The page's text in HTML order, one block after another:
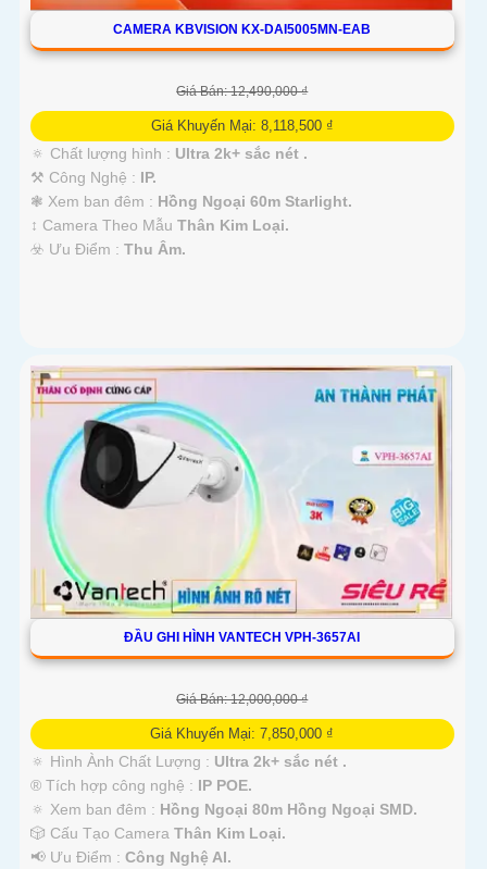
CAMERA KBVISION KX-DAI5005MN-EAB
Giá Bán: 12,490,000 ₫
Giá Khuyến Mại: 8,118,500 ₫
🔅 Chất lượng hình : Ultra 2k+ sắc nét .
⚒ Công Nghệ : IP.
❃ Xem ban đêm : Hồng Ngoại 60m Starlight.
↕️ Camera Theo Mẫu Thân Kim Loại.
️☣️ Ưu Điểm : Thu Âm.
ĐẦU GHI HÌNH VANTECH VPH-3657AI
Giá Bán: 12,000,000 ₫
Giá Khuyến Mại: 7,850,000 ₫
🔅 Hình Ành Chất Lượng : Ultra 2k+ sắc nét .
®️ Tích hợp công nghệ : IP POE.
🔅 Xem ban đêm : Hồng Ngoại 80m Hồng Ngoại SMD.
🎲 Cấu Tạo Camera Thân Kim Loại.
️📢 Ưu Điểm : Công Nghệ AI.